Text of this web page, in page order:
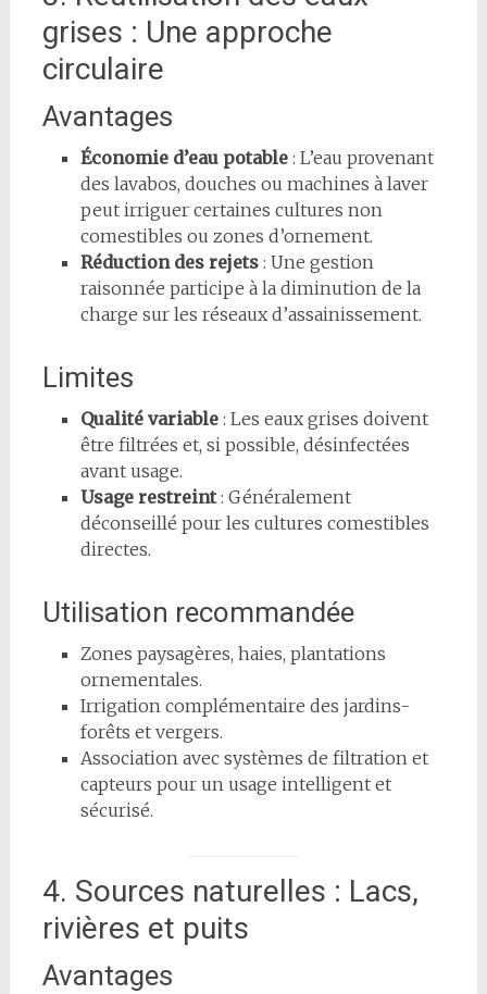
grises : Une approche
circulaire
Avantages
Économie d’eau potable: L’eau provenant
des lavabos, douches ou machines à laver
peut irriguer certaines cultures non
comestibles ou zones d’ornement.
Réduction des rejets: Une gestion
raisonnée participe à la diminution de la
charge sur les réseaux d’assainissement.
Limites
Qualité variable: Les eaux grises doivent
être filtrées et, si possible, désinfectées
avant usage.
Usage restreint: Généralement
déconseillé pour les cultures comestibles
directes.
Utilisation recommandée
Zones paysagères, haies, plantations
ornementales.
Irrigation complémentaire des jardins-
forêts et vergers.
Association avec systèmes de filtration et
capteurs pour un usage intelligent et
sécurisé.
4. Sources naturelles : Lacs,
rivières et puits
Avantages